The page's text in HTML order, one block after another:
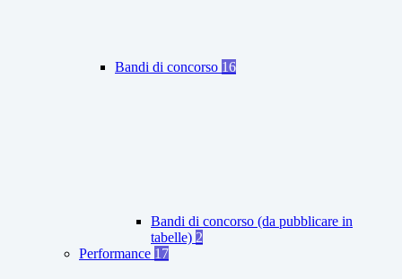
Bandi di concorso 16
Bandi di concorso (da pubblicare in
tabelle) 2
Performance 17